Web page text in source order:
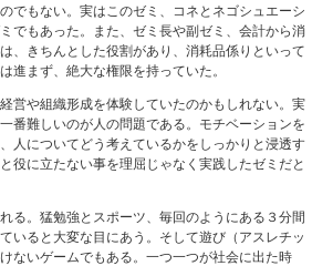
でもない。実はこのゼミ、コネとネゴシュエーシ
でもあった。また、ゼミ長や副ゼミ、会計から消
、きちんとした役割があり、消耗品係りといって
進まず、絶大な権限を持っていた。
営や組織形成を体験していたのかもしれない。実
番難しいのが人の問題である。モチベーションを
人についてどう考えているかをしっかりと浸透す
役に立たない事を理屈じゃなく実践したゼミだと
る。猛勉強とスポーツ、毎回のようにある３分間
いると大変な目にあう。そして遊び（アスレチッ
ないゲームでもある。一つ一つが社会に出た時